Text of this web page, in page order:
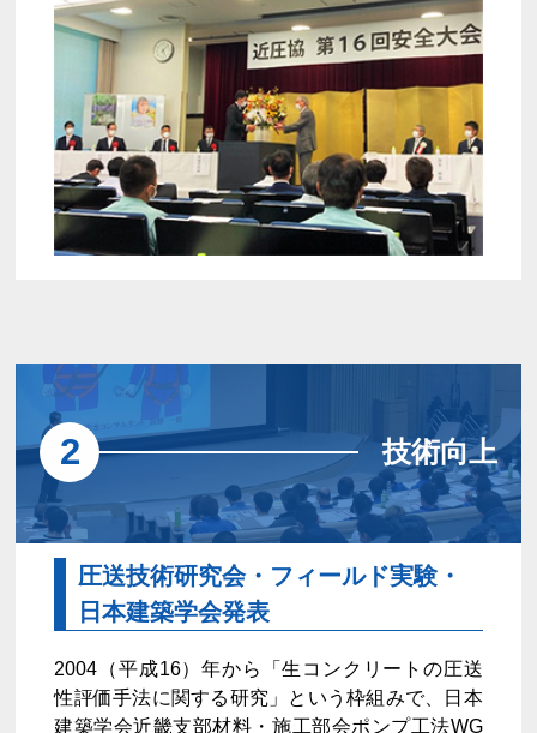
2 技術向上
圧送技術研究会・フィールド実験・
日本建築学会発表
2004（平成16）年から「生コンクリートの圧送
性評価手法に関する研究」という枠組みで、日本
建築学会近畿支部材料・施工部会ポンプ工法WG